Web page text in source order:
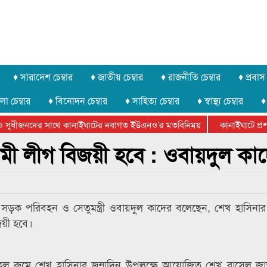
♦ সারাদেশ চেম্বার ♦ জাতীয় চেম্বার ♦ রাজনীতি চেম্বার ♦ প্রবাস
চেম্বার ♦ বিনোদন চেম্বার ♦ সাহিত্য চেম্বার ♦ স্বাস্থ্য চেম্বার
সাথে কানাইঘাটের নবাগত ইউএনও’র মতবিনিময় কানাইঘাটে
ফেডারেশানের বিভাগীয় অভিনয় কর্মশালা সম্পন্ন
লীগ বিজয়ী হবে : ওবায়দুল
পরিবহন ও সেতুমন্ত্রী ওবায়দুল কাদের বলেছেন, শেখ
হবে।